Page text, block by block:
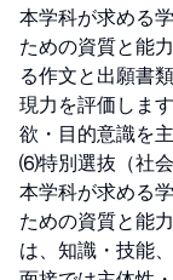
本学科が求める
ための資質と能
る作文と出願書
現力を評価しま
欲・目的意識を
⑹特別選抜（社会
本学科が求める
ための資質と能
は、知識・技能